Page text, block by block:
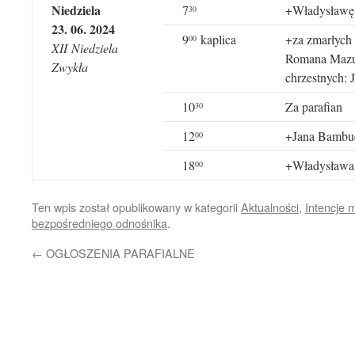
Niedziela
23. 06. 2024
XIINiedziela
Zwykła
730
900 kaplica
+za
Romana
chrzestnych:
1030
Za parafian
1200
+Jana
1800
Ten wpis został opublikowany w kategoriiAktualności, Intencje
bezpośredniego odnośnika.
← OGŁOSZENIA PARAFIALNE